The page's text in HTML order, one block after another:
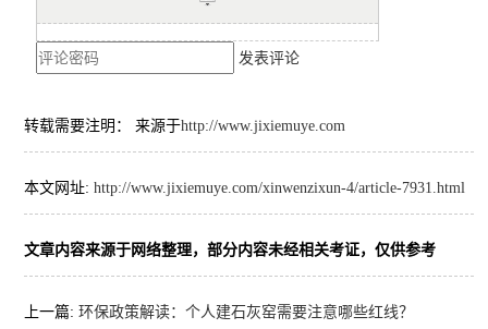
发表评论
转载需要注明： 来源于http://www.jixiemuye.com
本文网址: http://www.jixiemuye.com/xinwenzixun-4/article-7931.html
文章内容来源于网络整理，部分内容未经相关考证，仅供参考
上一篇: 环保政策解读：个人建石灰窑需要注意哪些红线？